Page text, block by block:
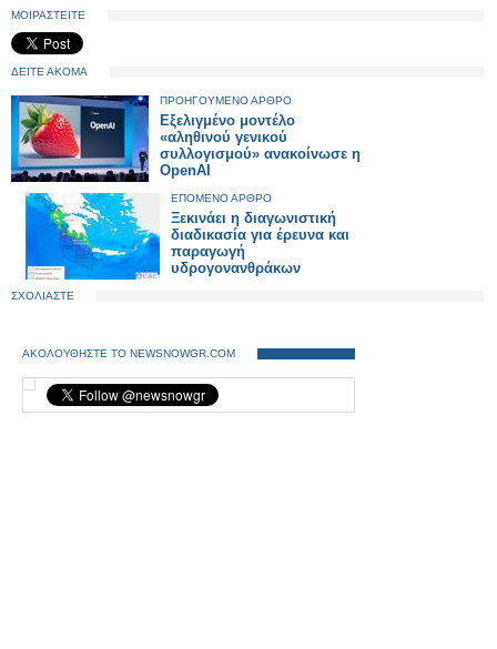
ΜΟΙΡΑΣΤΕΙΤΕ
ΔΕΙΤΕ ΑΚΟΜΑ
ΠΡΟΗΓΟΥΜΕΝΟ ΑΡΘΡΟ
Εξελιγμένο μοντέλο
«αληθινού γενικού
συλλογισμού» ανακοίνωσε η
OpenAI
ΕΠΟΜΕΝΟ ΑΡΘΡΟ
Ξεκινάει η διαγωνιστική
διαδικασία για έρευνα και
παραγωγή
υδρογονανθράκων
ΣΧΟΛΙΑΣΤΕ
ΑΚΟΛΟΥΘΗΣΤΕ ΤΟ NEWSNOWGR.COM